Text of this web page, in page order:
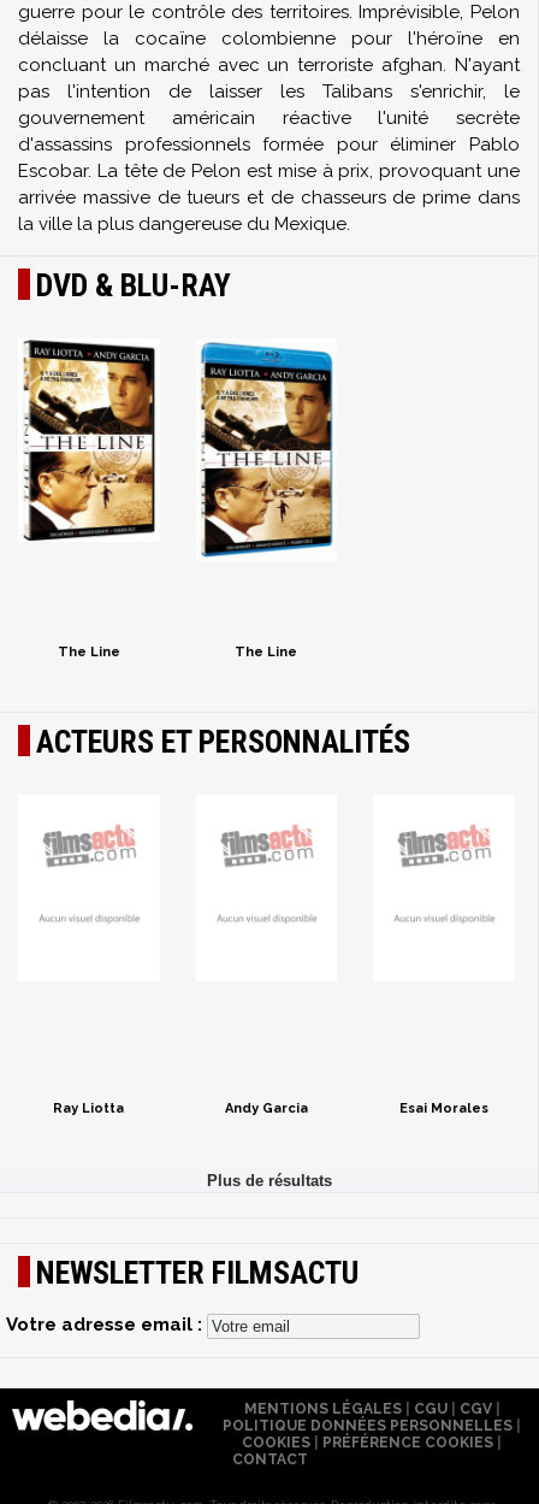
guerre pour le contrôle des territoires. Imprévisible, Pelon
délaisse la cocaïne colombienne pour l'héroïne en
concluant un marché avec un terroriste afghan. N'ayant
pas l'intention de laisser les Talibans s'enrichir, le
gouvernement américain réactive l'unité secrète
d'assassins professionnels formée pour éliminer Pablo
Escobar. La tête de Pelon est mise à prix, provoquant une
arrivée massive de tueurs et de chasseurs de prime dans
la ville la plus dangereuse du Mexique.
DVD & BLU-RAY
The Line The Line
ACTEURS ET PERSONNALITÉS
Ray Liotta Andy Garcia Esai Morales
NEWSLETTER FILMSACTU
Votre adresse email :
MENTIONS LÉGALES| CGU| CGV|
POLITIQUE DONNÉES PERSONNELLES
COOKIES
PRÉFÉRENCE COOKIES
CONTACT